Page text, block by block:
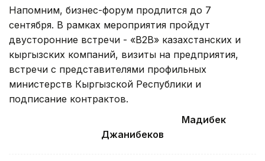
Напомним, бизнес-форум продлится до 7
сентября. В рамках мероприятия пройдут
двусторонние встречи - «В2В» казахстанских и
кыргызских компаний, визиты на предприятия,
встречи с представителями профильных
министерств Кыргызской Республики и
подписание контрактов.
Мадибек
Джанибеков